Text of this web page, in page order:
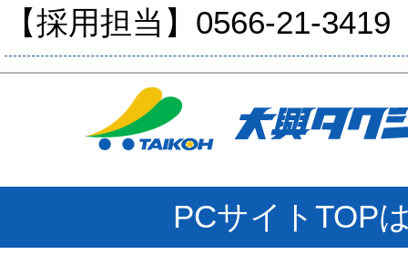
【採用担当】0566-21-3419
PCサイトTOP